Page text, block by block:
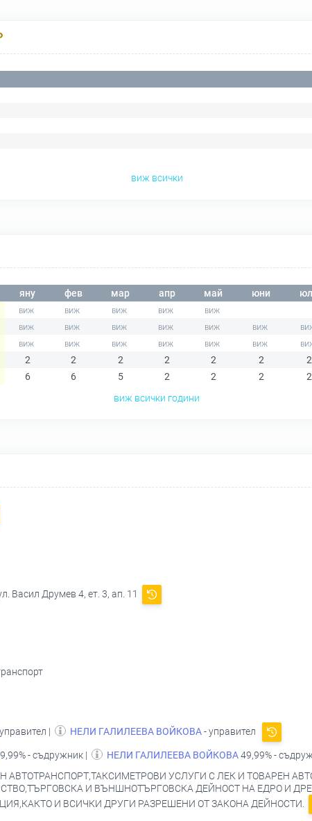
виж всички
яну фев мар апр май юни
2 2 2 2 2 2
2
6 6 5 2 2 2
2
виж всички години
Васил Друмев 4, ет. 3, ап. 11
| НЕЛИ ГАЛИЛЕЕВА ВОЙКОВА- управител
- съдружник | НЕЛИ ГАЛИЛЕЕВА ВОЙКОВА49,99% -
АВТОТРАНСПОРТ,ТАКСИМЕТРОВИ УСЛУГИ С ЛЕК И ТОВАРЕН
И ВЪНШНОТЪРГОВСКА ДЕЙНОСТ НА ЕДРО И
И ВСИЧКИ ДРУГИ РАЗРЕШЕНИ ОТ ЗАКОНА ДЕЙНОСТИ.